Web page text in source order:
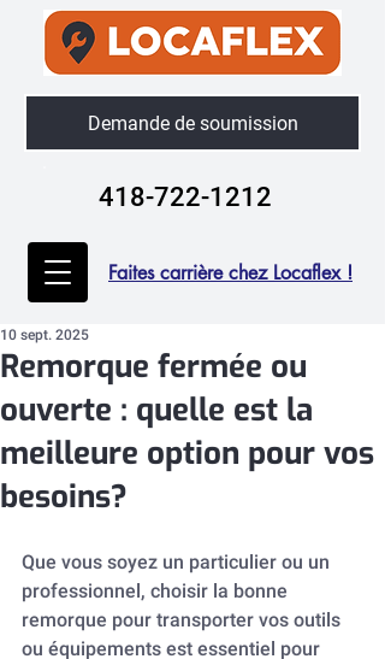
Demande de soumission
418-722-1212
Faites carrière chez Locaflex !
Remorque fermée ou
ouverte : quelle est la
meilleure option pour vos
besoins?
10 sept. 2025
Que vous soyez un particulier ou un
professionnel, choisir la bonne
remorque pour transporter vos outils
ou équipements est essentiel pour